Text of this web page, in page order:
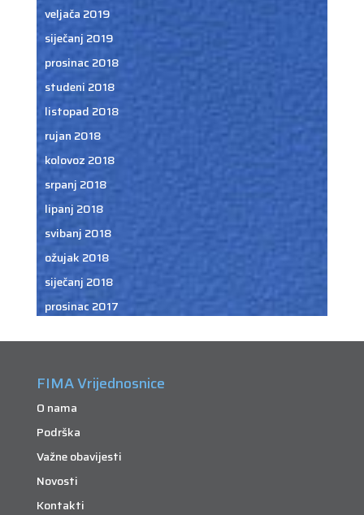
veljača 2019
siječanj 2019
prosinac 2018
studeni 2018
listopad 2018
rujan 2018
kolovoz 2018
srpanj 2018
lipanj 2018
svibanj 2018
ožujak 2018
siječanj 2018
prosinac 2017
FIMA Vrijednosnice
O nama
Podrška
Važne obavijesti
Novosti
Kontakti